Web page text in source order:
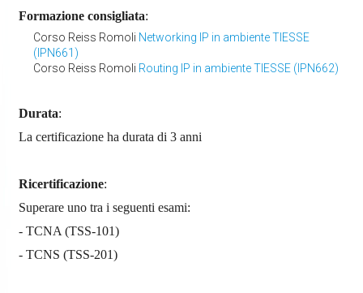
Formazione consigliata:
Corso Reiss Romoli Networking IP in ambiente TIESSE
(IPN661)
Corso Reiss Romoli Routing IP in ambiente TIESSE (IPN662)
Durata:
La certificazione ha durata di 3 anni
Ricertificazione:
Superare uno tra i seguenti esami:
- TCNA (TSS-101)
- TCNS (TSS-201)